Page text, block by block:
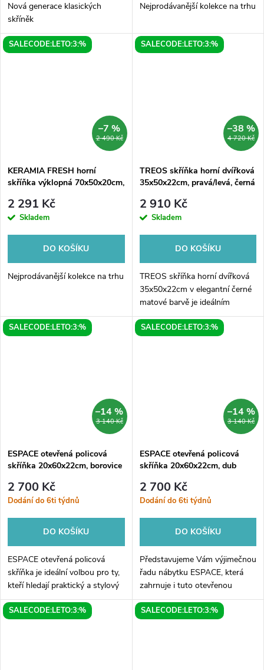
Nová generace klasických
skříněk
Nejprodávanější kolekce na trhu
SALECODE:LETO:3:%
2 490 Kč
–7 %
KERAMIA FRESH horní
skříňka výklopná 70x50x20cm,
2 291 Kč
Skladem
DO KOŠÍKU
Nejprodávanější kolekce na trhu
SALECODE:LETO:3:%
4 720 Kč
–38 %
TREOS skříňka horní dvířková
35x50x22cm, pravá/levá, černá
2 910 Kč
Skladem
DO KOŠÍKU
TREOS skříňka horní dvířková
35x50x22cm v elegantní černé
matové barvě je ideálním
doplňkem do vaší koupelny.
Jedná se o multifunkční skříňku,
SALECODE:LETO:3:%
3 140 Kč
–14 %
ESPACE otevřená policová
skříňka 20x60x22cm, borovice
2 700 Kč
Dodání do 6ti týdnů
DO KOŠÍKU
ESPACE otevřená policová
skříňka je ideální volbou pro ty,
kteří hledají praktický a stylový
způsob, jak uspořádat své
domácí dekorace a předměty. S
SALECODE:LETO:3:%
3 140 Kč
–14 %
ESPACE otevřená policová
skříňka 20x60x22cm, dub
2 700 Kč
Dodání do 6ti týdnů
DO KOŠÍKU
Představujeme Vám výjimečnou
řadu nábytku ESPACE, která
zahrnuje i tuto otevřenou
policovou skříňku s rozměry
20x60x22cm. Využijte tuto
SALECODE:LETO:3:% SALECODE:LETO:3:%